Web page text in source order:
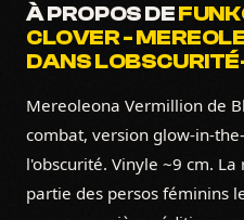
À PROPOS DE
CLOVER -
DANS
Mereoleona Vermillion de
combat, version glow-in-
l'obscurité. Vinyle ~9 cm.
partie des persos féminins